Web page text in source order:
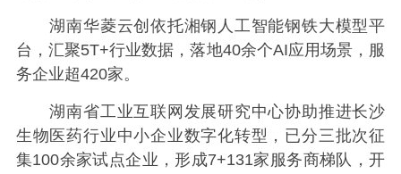
湖南华菱云创依托湘钢人工智能钢铁大模型平
台，汇聚5T+行业数据，落地40余个AI应用场景，服
务企业超420家。
湖南省工业互联网发展研究中心协助推进长沙
生物医药行业中小企业数字化转型，已分三批次征
集100余家试点企业，形成7+131家服务商梯队，开